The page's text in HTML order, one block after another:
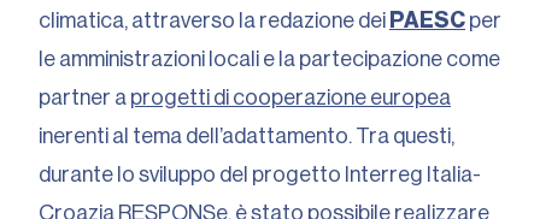
climatica, attraverso la redazione dei PAESC per
le amministrazioni locali e la partecipazione come
partner a progetti di cooperazione europea
inerenti al tema dell’adattamento. Tra questi,
durante lo sviluppo del progetto Interreg Italia-
Croazia RESPONSe, è stato possibile realizzare